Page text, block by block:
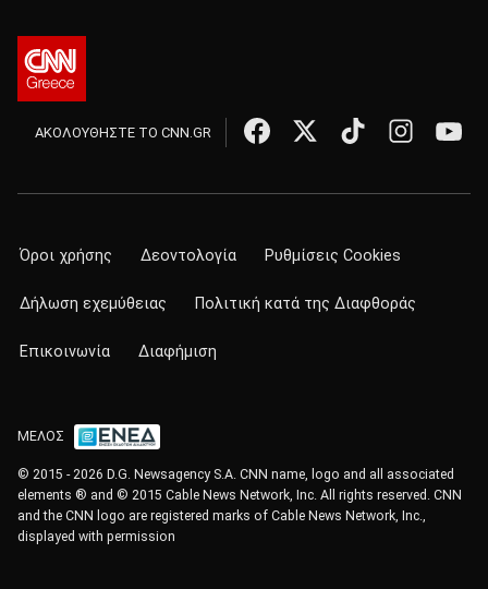
ΑΚΟΛΟΥΘΗΣΤΕ ΤΟ CNN.GR
Όροι χρήσης Δεοντολογία Ρυθμίσεις Cookies
Δήλωση εχεμύθειας Πολιτική κατά της Διαφθοράς
Επικοινωνία Διαφήμιση
ΜΕΛΟΣ
© 2015 - 2026 D.G. Newsagency S.A. CNN name, logo and all associated
elements ® and © 2015 Cable News Network, Inc. All rights reserved. CNN
and the CNN logo are registered marks of Cable News Network, Inc.,
displayed with permission